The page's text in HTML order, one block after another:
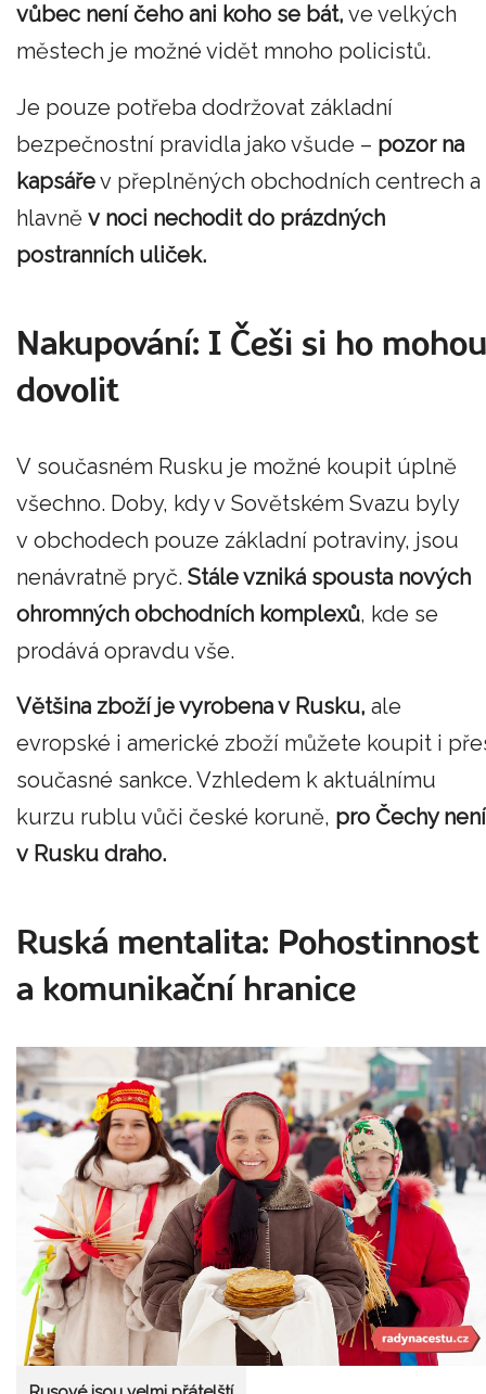
vůbec není čeho ani koho se bát, ve velkých
městech je možné vidět mnoho policistů.
Je pouze potřeba dodržovat základní
bezpečnostní pravidla jako všude – pozor na
kapsářev přeplněných obchodních centrech a
hlavně v noci nechodit do prázdných
postranních uliček.
Nakupování: I Češi si ho mohou
dovolit
V současném Rusku je možné koupit úplně
všechno. Doby, kdy v Sovětském Svazu byly
v obchodech pouze základní potraviny, jsou
nenávratně pryč. Stále vzniká spousta nových
ohromných obchodních komplexů, kde se
prodává opravdu vše.
Většina zboží je vyrobena v Rusku, ale
evropské i americké zboží můžete koupit i
současné sankce. Vzhledem k aktuálnímu
kurzu rublu vůči české koruně, pro Čechy není
v Rusku draho.
Ruská mentalita: Pohostinnost
a komunikační hranice